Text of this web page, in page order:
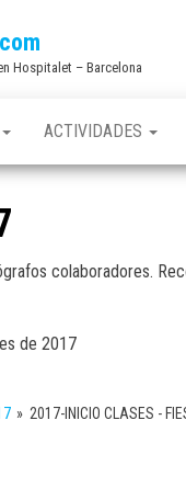
Hospitalet – Barcelona
ACTIVIDADES
colaboradores.
de 2017
» 2017-INICIO CLASES -